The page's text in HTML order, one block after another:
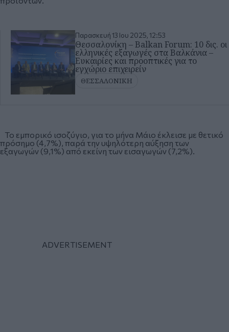
Παρασκευή 13 Ιου 2025, 12:53
Θεσσαλονίκη – Balkan Forum: 10 δις. οι
ελληνικές εξαγωγές στα Βαλκάνια –
Ευκαιρίες και προοπτικές για το
εγχώριο επιχειρείν
ΘΕΣΣΑΛΟΝΙΚΗ
Το εμπορικό ισοζύγιο, για το μήνα Μάιο έκλεισε με θετικό
πρόσημο (4,7%), παρά την υψηλότερη αύξηση των
εξαγωγών (9,1%) από εκείνη των εισαγωγών (7,2%).